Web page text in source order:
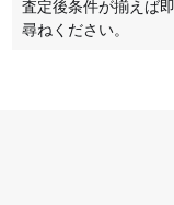
査定後条件が揃えば
尋ねください。